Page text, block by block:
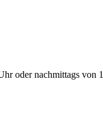
oder nachmittags von